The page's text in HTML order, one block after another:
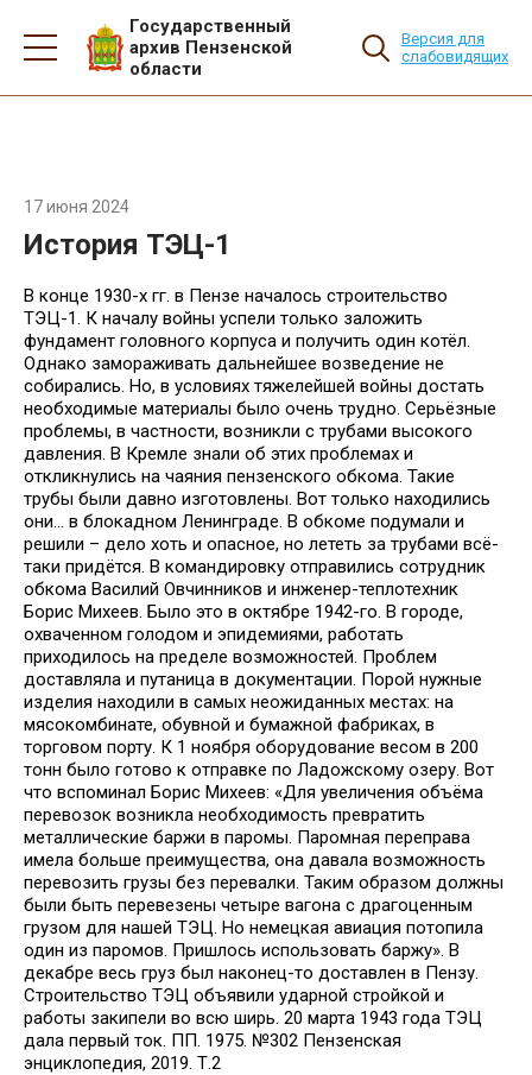
Государственный
архив Пензенской
области
Версия для
слабовидящих
17 июня 2024
История ТЭЦ-1
В конце 1930-х гг. в Пензе началось строительство
ТЭЦ-1. К началу войны успели только заложить
фундамент головного корпуса и получить один котёл.
Однако замораживать дальнейшее возведение не
собирались. Но, в условиях тяжелейшей войны достать
необходимые материалы было очень трудно. Серьёзные
проблемы, в частности, возникли с трубами высокого
давления. В Кремле знали об этих проблемах и
откликнулись на чаяния пензенского обкома. Такие
трубы были давно изготовлены. Вот только находились
они… в блокадном Ленинграде. В обкоме подумали и
решили – дело хоть и опасное, но лететь за трубами всё-
таки придётся. В командировку отправились сотрудник
обкома Василий Овчинников и инженер-теплотехник
Борис Михеев. Было это в октябре 1942-го. В городе,
охваченном голодом и эпидемиями, работать
приходилось на пределе возможностей. Проблем
доставляла и путаница в документации. Порой нужные
изделия находили в самых неожиданных местах: на
мясокомбинате, обувной и бумажной фабриках, в
торговом порту. К 1 ноября оборудование весом в 200
тонн было готово к отправке по Ладожскому озеру. Вот
что вспоминал Борис Михеев: «Для увеличения объёма
перевозок возникла необходимость превратить
металлические баржи в паромы. Паромная переправа
имела больше преимущества, она давала возможность
перевозить грузы без перевалки. Таким образом должны
были быть перевезены четыре вагона с драгоценным
грузом для нашей ТЭЦ. Но немецкая авиация потопила
один из паромов. Пришлось использовать баржу». В
декабре весь груз был наконец-то доставлен в Пензу.
Строительство ТЭЦ объявили ударной стройкой и
работы закипели во всю ширь. 20 марта 1943 года ТЭЦ
дала первый ток. ПП. 1975. №302 Пензенская
энциклопедия, 2019. Т.2